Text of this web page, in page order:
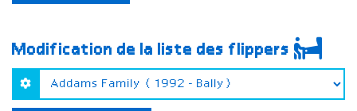
Modification de la liste des flippers